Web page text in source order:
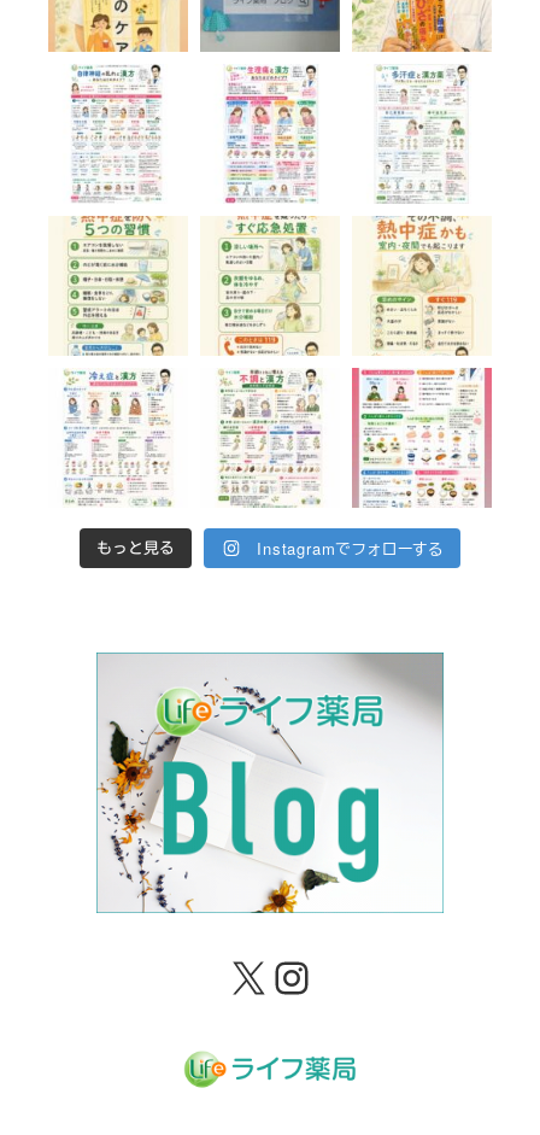
もっと見る Instagramでフォローする
X Instagram